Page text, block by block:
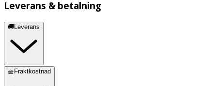
Leverans & betalning
🚚Leverans
🧺Fraktkostnad